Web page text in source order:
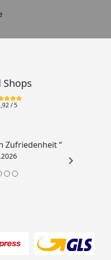
Shops
/ 5
Zufriedenheit “